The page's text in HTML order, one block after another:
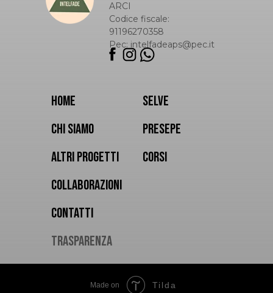
HOME
chi siamo
altri progetti
SELVE
PRESEPE
corsi
COLLABORAZIONI
CONTATTI
TRASPARENZA
ARCI
Codice fiscale:
91196270358
Pec: intelfadeaps@pec.it
Made on Tilda